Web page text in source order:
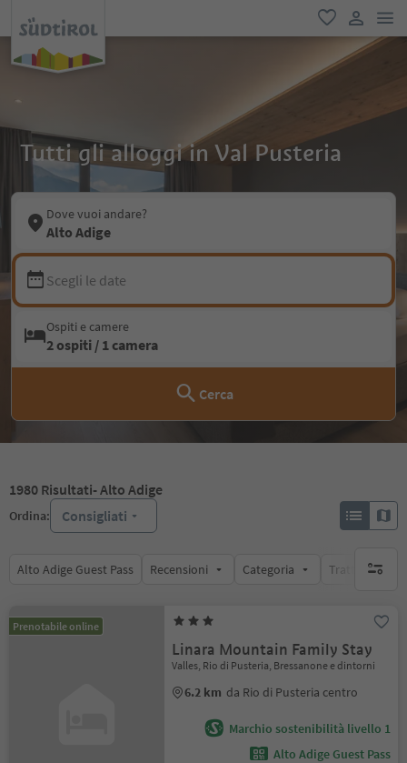
favoriti
user link
Tutti gli alloggi in Val Pusteria
Dove vuoi andare?
Alto Adige
Scegli le date
Ospiti e camere
2 ospiti / 1 camera
Cerca
1980 Risultati- Alto Adige
Ordina: Consigliati
Alto Adige Guest Pass Recensioni Categoria Trattamento
Prenotabile online
Linara Mountain Family Stay
Valles, Rio di Pusteria, Bressanone e dintorni
6.2 km da Rio di Pusteria centro
Marchio sostenibilità livello 1
Alto Adige Guest Pass